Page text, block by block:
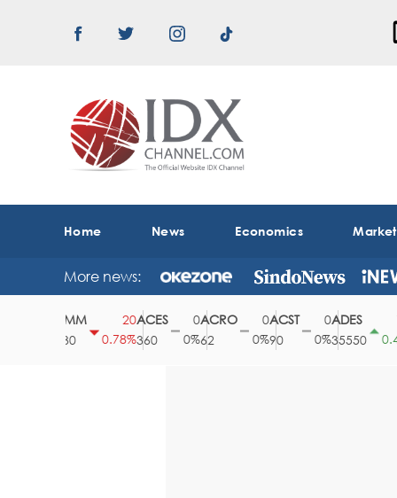
Home News Economics
More news:
0.78%
ACES
360
0
ACRO
62
0
ACST
90
0
ADES
35550
0.42%